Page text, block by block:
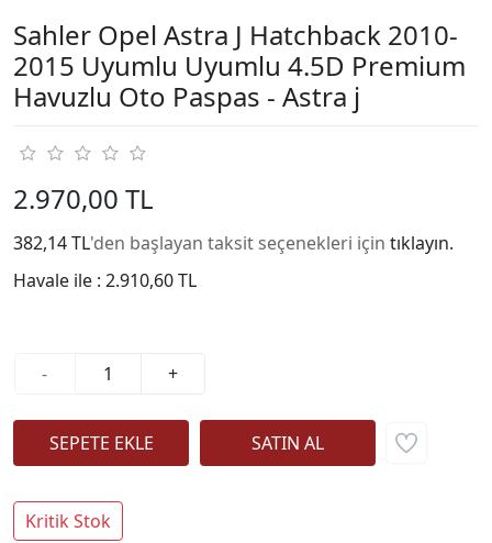
Sahler Opel Astra J Hatchback 2010-
2015 Uyumlu Uyumlu 4.5D Premium
Havuzlu Oto Paspas - Astra j
2.970,00 TL
382,14 TL'den başlayan taksit seçenekleri için tıklayın.
Havale ile : 2.910,60 TL
- +
Kritik Stok